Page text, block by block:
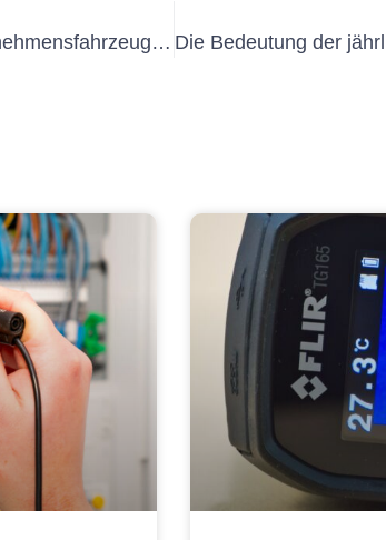
Verständnis der UVV -Vorschriften für Unternehmensfahrzeuge: Ein umfassender Leitfaden